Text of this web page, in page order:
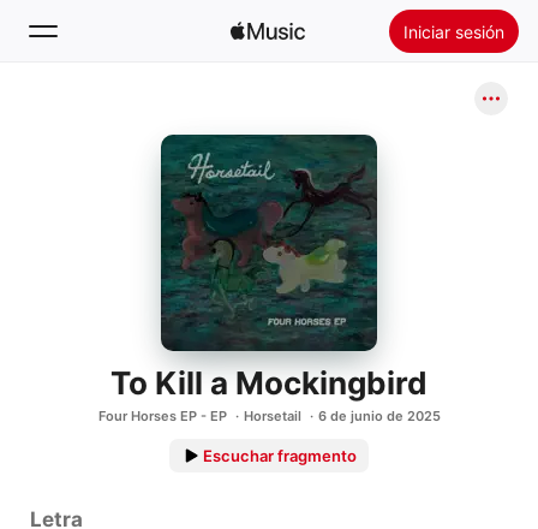
Iniciar sesión
Instalar Apple Music
To Kill a Mockingbird
Four Horses EP - EP Horsetail 6 de junio de 2025
Escuchar fragmento
Letra